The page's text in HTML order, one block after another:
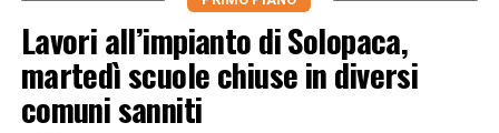
Lavori all’impianto di Solopaca,
martedì scuole chiuse in diversi
comuni sanniti